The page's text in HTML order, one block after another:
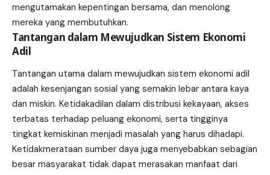
mengutamakan kepentingan bersama, dan menolong
mereka yang membutuhkan.
Tantangan dalam Mewujudkan Sistem Ekonomi
Adil
Tantangan utama dalam mewujudkan sistem ekonomi adil
adalah kesenjangan sosial yang semakin lebar antara kaya
dan miskin. Ketidakadilan dalam distribusi kekayaan, akses
terbatas terhadap peluang ekonomi, serta tingginya
tingkat kemiskinan menjadi masalah yang harus dihadapi.
Ketidakmerataan sumber daya juga menyebabkan sebagian
besar masyarakat tidak dapat merasakan manfaat dari